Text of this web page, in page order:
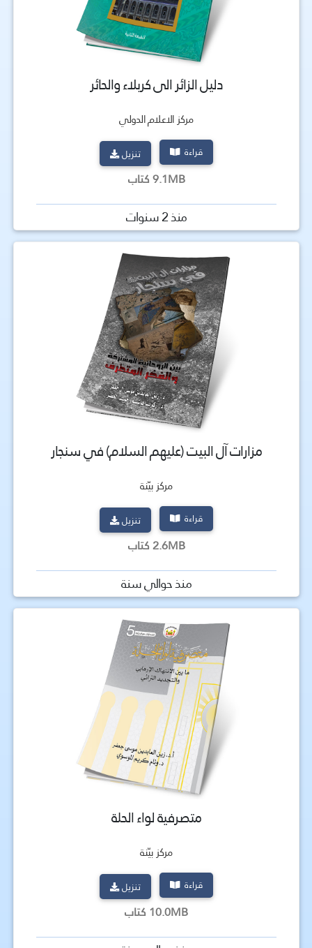
دليل الزائر الى كربلاء والحائر
مركز الاعلام الدولي
قراءة تنزيل
9.1MB كتاب
منذ 2 سنوات
مزارات آل البيت (عليهم السلام) في سنجار
مركز بيّنة
قراءة تنزيل
2.6MB كتاب
منذ حوالي سنة
متصرفية لواء الحلة
مركز بيّنة
قراءة تنزيل
10.0MB كتاب